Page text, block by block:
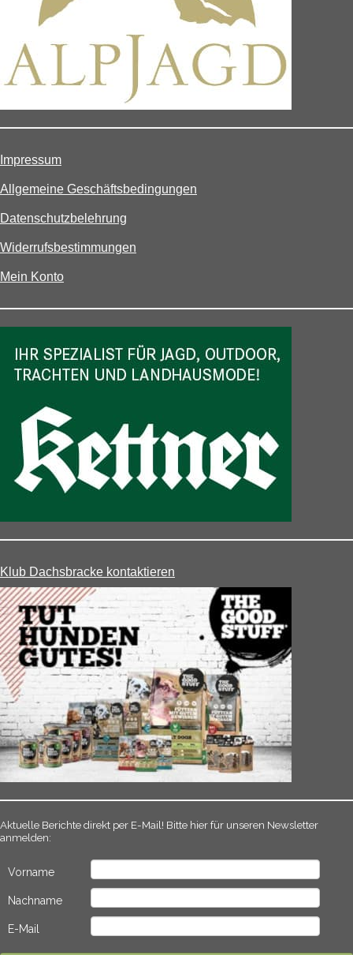
Impressum
Allgemeine Geschäftsbedingungen
Datenschutzbelehrung
Widerrufsbestimmungen
Mein Konto
Klub Dachsbracke kontaktieren
Aktuelle Berichte direkt per E-Mail! Bitte hier für unseren Newsletter
anmelden:
Vorname
Nachname
E-Mail